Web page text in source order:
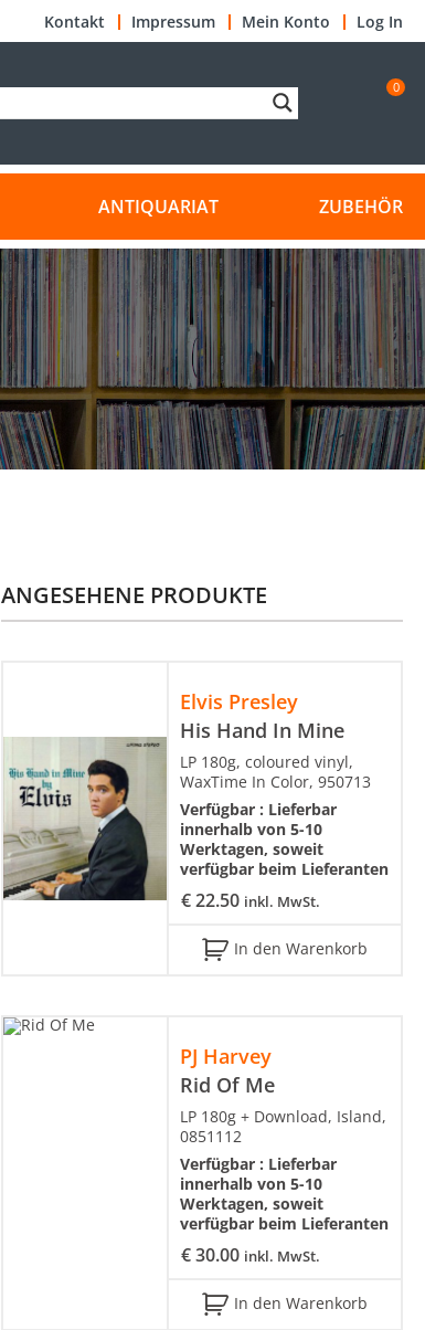
Kontakt Impressum Mein Konto Log In
0
ANTIQUARIAT ZUBEHÖR
ANGESEHENE PRODUKTE
Elvis Presley
His Hand In Mine
€22.50 inkl. MwSt.
LP 180g, coloured vinyl,
WaxTime In Color, 950713
Verfügbar : Lieferbar
innerhalb von 5-10
Werktagen, soweit
verfügbar beim Lieferanten
In den Warenkorb
PJ Harvey
Rid Of Me
€30.00 inkl. MwSt.
LP 180g + Download, Island,
0851112
Verfügbar : Lieferbar
innerhalb von 5-10
Werktagen, soweit
verfügbar beim Lieferanten
In den Warenkorb